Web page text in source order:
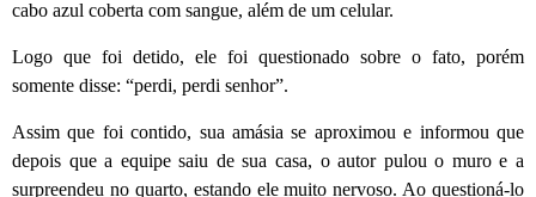
cabo azul coberta com sangue, além de um celular.
Logo que foi detido, ele foi questionado sobre o fato, porém
somente disse: “perdi, perdi senhor”.
Assim que foi contido, sua amásia se aproximou e informou que
depois que a equipe saiu de sua casa, o autor pulou o muro e a
surpreendeu no quarto, estando ele muito nervoso. Ao questioná-lo